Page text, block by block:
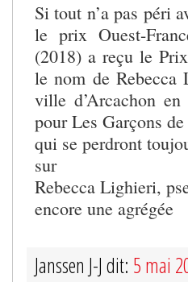
Si tout n’a pas péri
le prix Ouest-
(2018) a reçu le
le nom de
ville d’Arcachon
pour Les Garçons
qui se perdront
sur
Rebecca Lighieri,
encore une agrégée
Janssen J-J dit: 5 mai